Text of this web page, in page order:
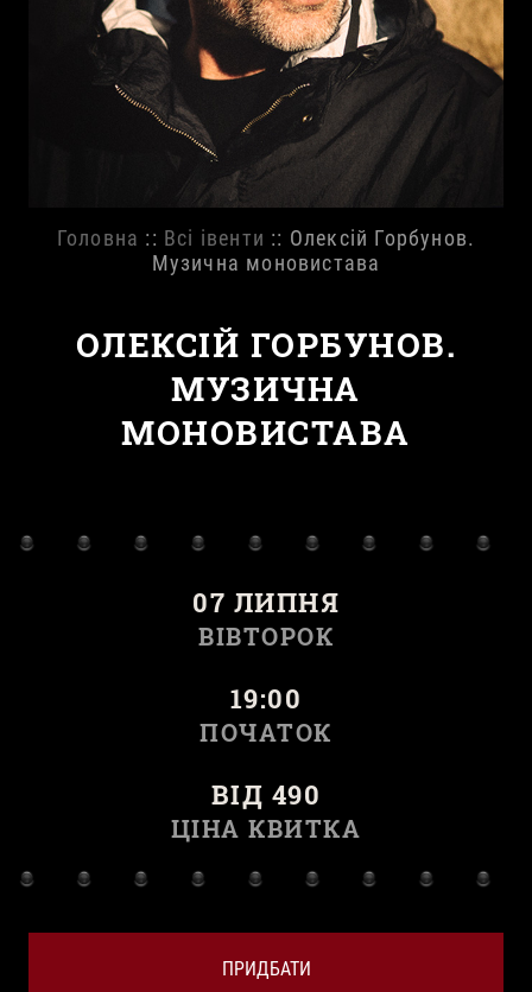
Головна :: Всі івенти :: Олексій Горбунов.
Музична моновистава
ОЛЕКСІЙ ГОРБУНОВ.
МУЗИЧНА
МОНОВИСТАВА
07 ЛИПНЯ
ВІВТОРОК
19:00
ПОЧАТОК
ВІД 490
ЦІНА КВИТКА
ПРИДБАТИ